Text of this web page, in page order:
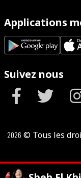
Applications
Suivez nous
2026 © Tous les